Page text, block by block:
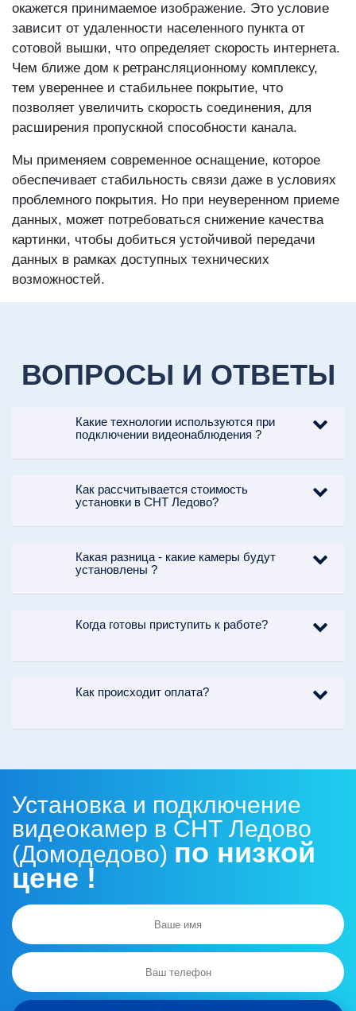
окажется принимаемое изображение. Это условие
зависит от удаленности населенного пункта от
сотовой вышки, что определяет скорость интернета.
Чем ближе дом к ретрансляционному комплексу,
тем увереннее и стабильнее покрытие, что
позволяет увеличить скорость соединения, для
расширения пропускной способности канала.
Мы применяем современное оснащение, которое
обеспечивает стабильность связи даже в условиях
проблемного покрытия. Но при неуверенном приеме
данных, может потребоваться снижение качества
картинки, чтобы добиться устойчивой передачи
данных в рамках доступных технических
возможностей.
ВОПРОСЫ И ОТВЕТЫ
Какие технологии используются при
подключении видеонаблюдения ?
Как рассчитывается стоимость
установки в СНТ Ледово?
Какая разница - какие камеры будут
установлены ?
Когда готовы приступить к работе?
Как происходит оплата?
Установка и подключение
видеокамер в СНТ Ледово
(Домодедово) по низкой
цене !